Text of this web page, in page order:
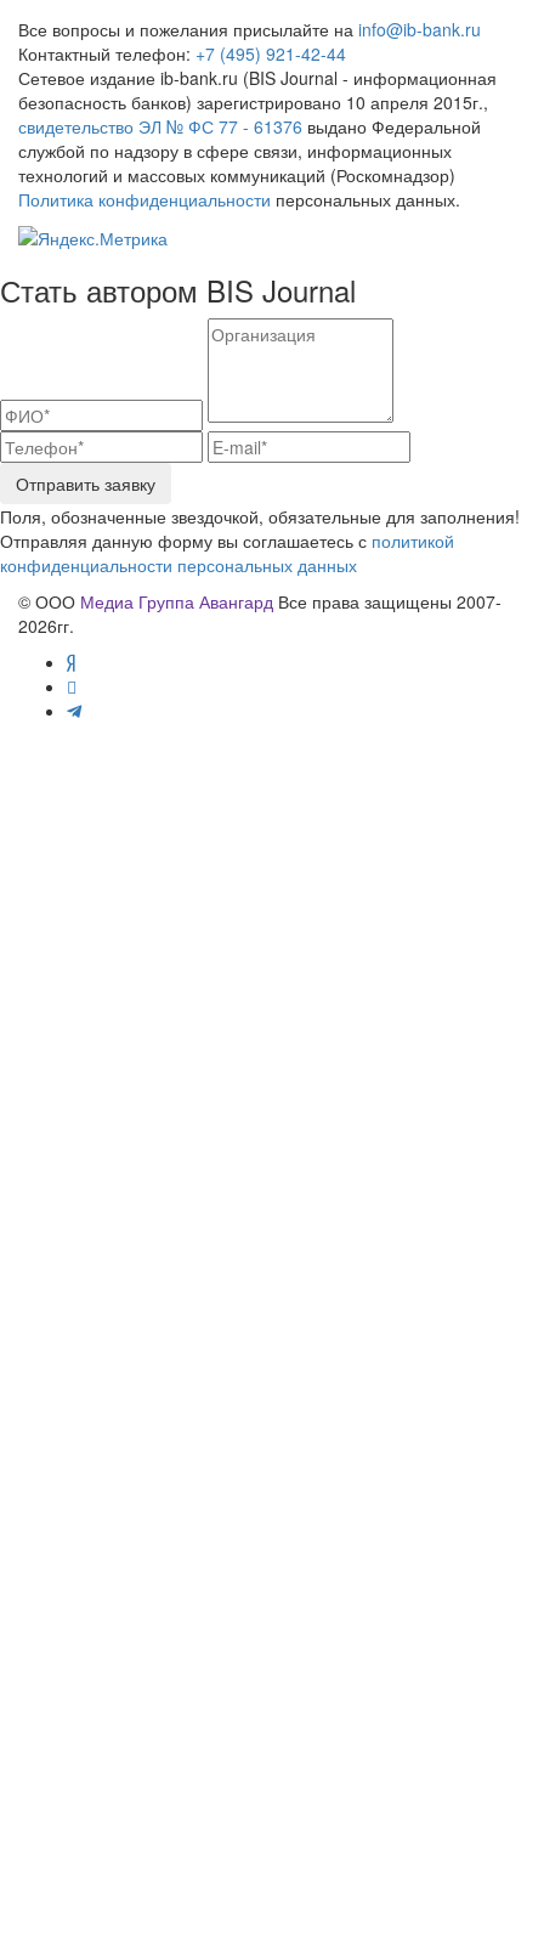
Все вопросы и пожелания присылайте на info@ib-bank.ru
Контактный телефон: +7 (495) 921-42-44
Сетевое издание ib-bank.ru (BIS Journal - информационная
безопасность банков) зарегистрировано 10 апреля 2015г.,
свидетельство ЭЛ № ФС 77 - 61376 выдано Федеральной
службой по надзору в сфере связи, информационных
технологий и массовых коммуникаций (Роскомнадзор)
Политика конфиденциальности персональных данных.
Стать автором BIS Journal
Отправить заявку
Поля, обозначенные звездочкой, обязательные для заполнения!
Отправляя данную форму вы соглашаетесь с политикой
конфиденциальности персональных данных
© ООО Медиа Группа Авангард Все права защищены 2007-
2026гг.